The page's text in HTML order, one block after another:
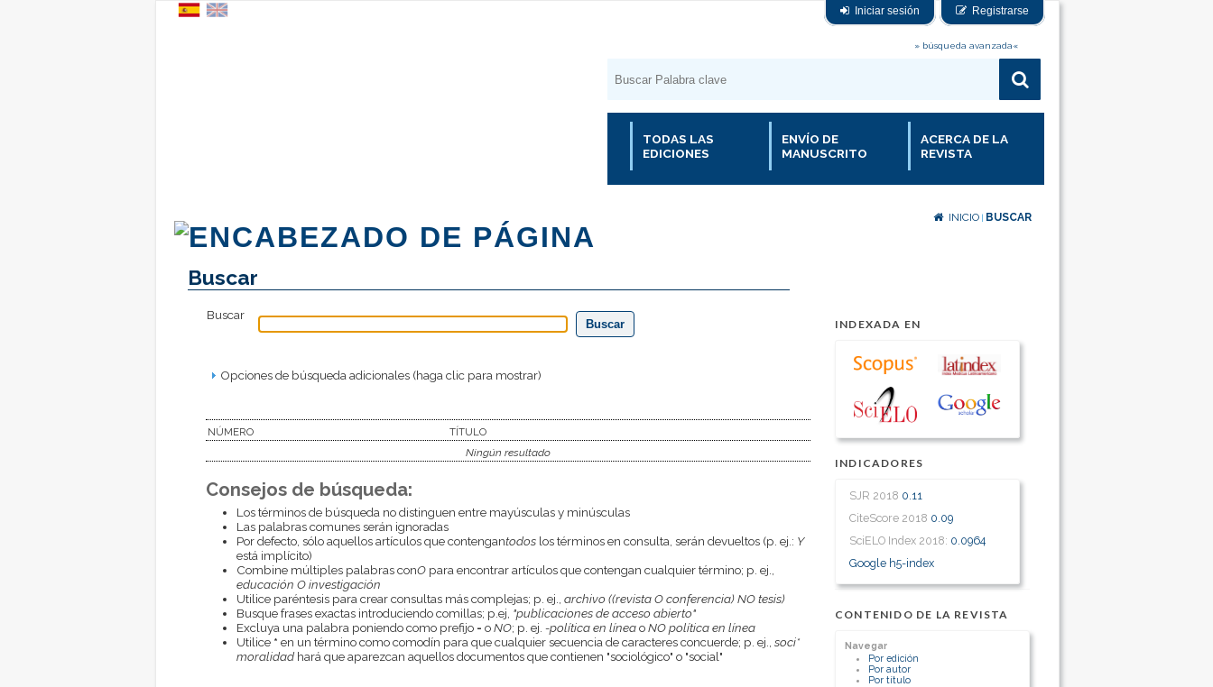
Iniciar sesión Registrarse
» búsqueda avanzada«
TODAS LAS
EDICIONES
ENVÍO DE
MANUSCRITO
ACERCA DE LA
REVISTA
INICIO BUSCAR
INDEXADA EN
INDICADORES
SJR 2018 0.11
CiteScore 2018 0.09
SciELO Index 2018: 0.0964
Google h5-index
CONTENIDO DE LA REVISTA
Navegar
Por edición
Por autor
Por título
Buscar
Buscar
Opciones de búsqueda adicionales (haga clic para mostrar)
NÚMERO
TÍTULO
Ningún resultado
Consejos de búsqueda:
Los términos de búsqueda no distinguen entre mayúsculas y minúsculas
Las palabras comunes serán ignoradas
Por defecto, sólo aquellos artículos que contengantodoslos términos en consulta, serán devueltos (p. ej.: Y
está implícito)
Combine múltiples palabras conOpara encontrar artículos que contengan cualquier término; p. ej.,
educación O investigación
Utilice paréntesis para crear consultas más complejas; p. ej., archivo ((revista O conferencia) NO tesis)
Busque frases exactas introduciendo comillas; p.ej, "publicaciones de acceso abierto"
Excluya una palabra poniendo como prefijo - oNO; p. ej. -política en líneaoNO política en línea
Utilice * en un término como comodín para que cualquier secuencia de caracteres concuerde; p. ej., soci*
moralidadhará que aparezcan aquellos documentos que contienen "sociológico" o "social"